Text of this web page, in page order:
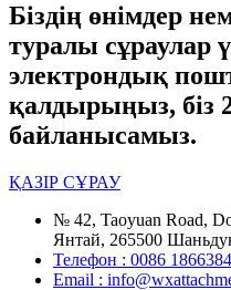
Біздің өнімдер
туралы сұраулар
электрондық
қалдырыңыз, біз
байланысамыз.
ҚАЗІР СҰРАУ
№ 42, Taoyuan Road,
Янтай, 265500
Телефон : 0086
Email :